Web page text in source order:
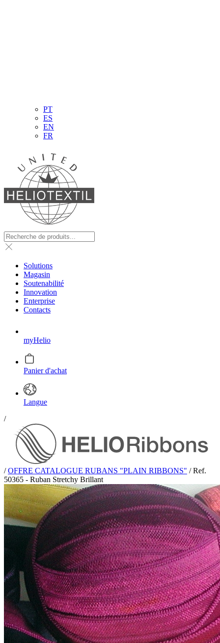
PT
ES
EN
FR
Solutions
Magasin
Soutenabilité
Innovation
Enterprise
Contacts
myHelio
Panier d'achat
Langue
/
/ OFFRE CATALOGUE RUBANS "PLAIN RIBBONS" / Ref.
50365 - Ruban Stretchy Brillant